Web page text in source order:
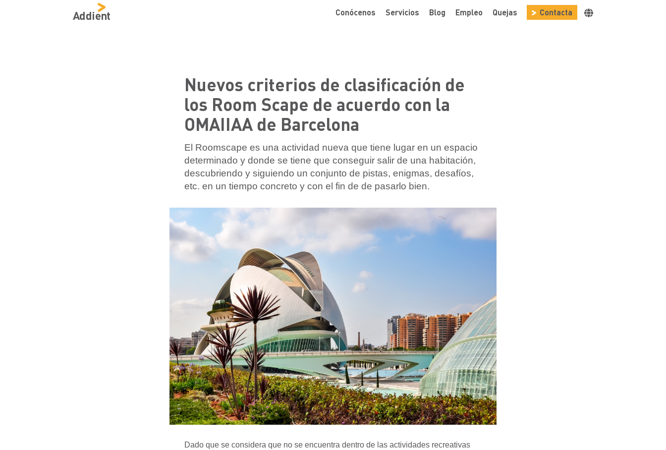
Addient Conócenos Servicios Blog Empleo Quejas Contacta
Nuevos criterios de clasificación de
los Room Scape de acuerdo con la
OMAIIAA de Barcelona
El Roomscape es una actividad nueva que tiene lugar en un espacio
determinado y donde se tiene que conseguir salir de una habitación,
descubriendo y siguiendo un conjunto de pistas, enigmas, desafíos,
etc. en un tiempo concreto y con el fin de de pasarlo bien.
Dado que se considera que no se encuentra dentro de las actividades recreativas